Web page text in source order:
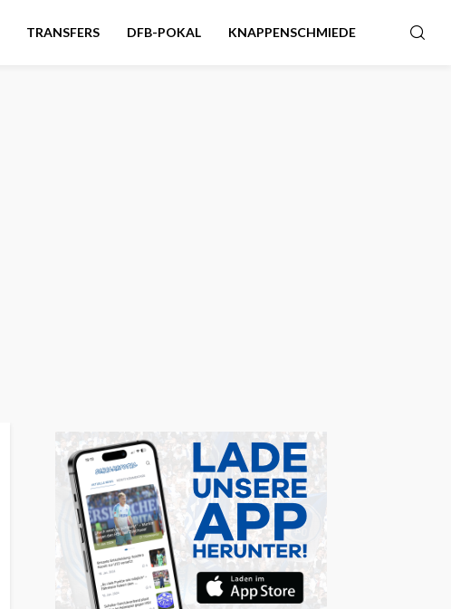
TRANSFERS DFB-POKAL KNAPPENSCHMIEDE